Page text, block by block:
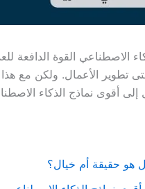
الاصطناعي القوة الدافعة
تطوير الأعمال. ولكن مع هذا
إلى أقوى نماذج الذكاء
هو حقيقة أم خيال؟